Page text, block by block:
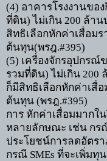
(4) อาคารโรงงานขอ
ที่ดิน) ไม่เกิน 200 ล้าน
สิทธิเลือกหักค่าเสื่อม
ต้นทุน(พรฎ.#395)
(5) เครื่องจักรอุปกรณ์
รวมที่ดิน) ไม่เกิน 200
ก็มีสิทธิเลือกหักค่าเสื่
ต้นทุน (พรฎ.#395)
การ หักค่าเสื่อมมากใ
หลายลักษณะ เช่น กร
ประโยชน์การลดอัตร
กรณี SMEs ที่จะเพิ่มทุ